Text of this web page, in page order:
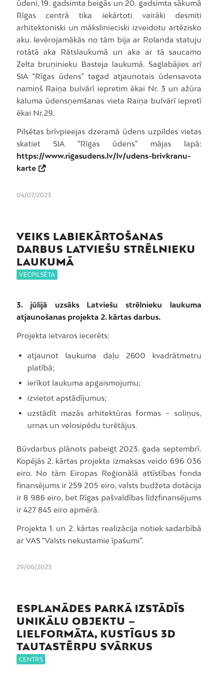
ūdeni, 19. gadsimta beigās un 20. gadsimta sākumā
Rīgas centrā tika iekārtoti vairāki desmiti
arhitektoniski un mākslinieciski izveidotu artēzisko
aku. Ievērojamākās no tām bija ar Rolanda statuju
rotātā aka Rātslaukumā un aka ar tā saucamo
Zelta bruņinieku Basteja laukumā. Saglabājies arī
SIA “Rīgas ūdens” tagad atjaunotais ūdensavota
namiņš Raiņa bulvārī iepretim ēkai Nr. 3 un ažūra
kaluma ūdensņemšanas vieta Raiņa bulvārī iepretī
ēkai Nr.29.
Pilsētas brīvpieejas dzeramā ūdens uzpildes vietas
skatiet SIA “Rīgas ūdens” mājas lapā:
https://www.rigasudens.lv/lv/udens-brivkranu-
karte
04/07/2023
VEIKS LABIEKĀRTOŠANAS
DARBUS LATVIEŠU STRĒLNIEKU
LAUKUMĀ
VECPILSĒTA
3. jūlijā uzsāks Latviešu strēlnieku laukuma
atjaunošanas projekta 2. kārtas darbus.
Projekta ietvaros iecerēts:
atjaunot laukuma daļu 2600 kvadrātmetru
platībā;
ierīkot laukuma apgaismojumu;
izvietot apstādījumus;
uzstādīt mazās arhitektūras formas – soliņus,
urnas un velosipēdu turētājus.
Būvdarbus plānots pabeigt 2023. gada septembrī.
Kopējās 2. kārtas projekta izmaksas veido 696 036
eiro. No tām Eiropas Reģionālā attīstības fonda
finansējums ir 259 205 eiro, valsts budžeta dotācija
ir 8 986 eiro, bet Rīgas pašvaldības līdzfinansējums
ir 427 845 eiro apmērā.
Projekta 1. un 2. kārtas realizācija notiek sadarbībā
ar VAS “Valsts nekustamie īpašumi”.
29/06/2023
ESPLANĀDES PARKĀ IZSTĀDĪS
UNIKĀLU OBJEKTU –
LIELFORMĀTA, KUSTĪGUS 3D
TAUTASTĒRPU SVĀRKUS
CENTRS